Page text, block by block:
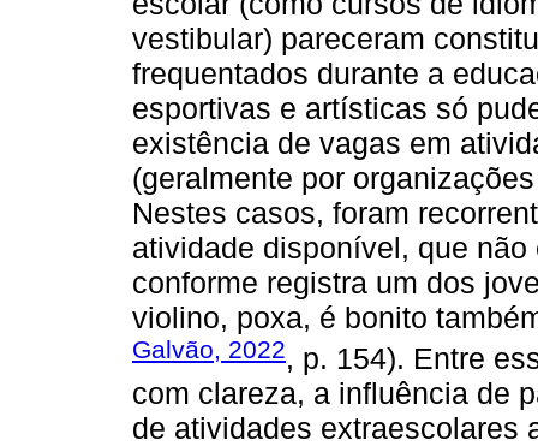
vestibular) pareceram
frequentados durante a
esportivas e artísticas só
existência de vagas em
(geralmente por
Nestes casos, foram
atividade disponível, que
conforme registra um dos
violino, poxa, é bonito
Galvão, 2022, p. 154). Entre
com clareza, a influência de
de atividades extraescolares